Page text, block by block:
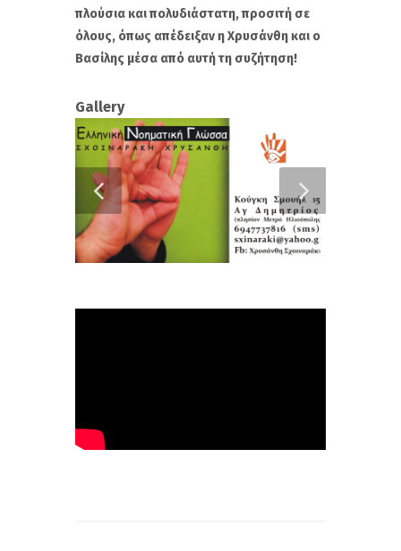
πλούσια και πολυδιάστατη, προσιτή σε
όλους, όπως απέδειξαν η Χρυσάνθη και ο
Βασίλης μέσα από αυτή τη συζήτηση!
Gallery